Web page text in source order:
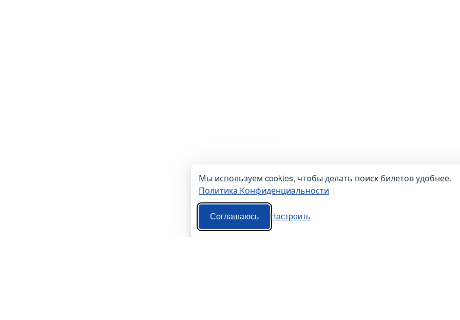
Мы используем cookies, чтобы делать поиск билетов удобнее.
Политика Конфиденциальности
Соглашаюсь Настроить